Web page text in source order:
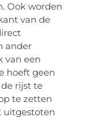
Ook worden
van de
ander
van een
hoeft geen
rijst te
te zetten
uitgestoten